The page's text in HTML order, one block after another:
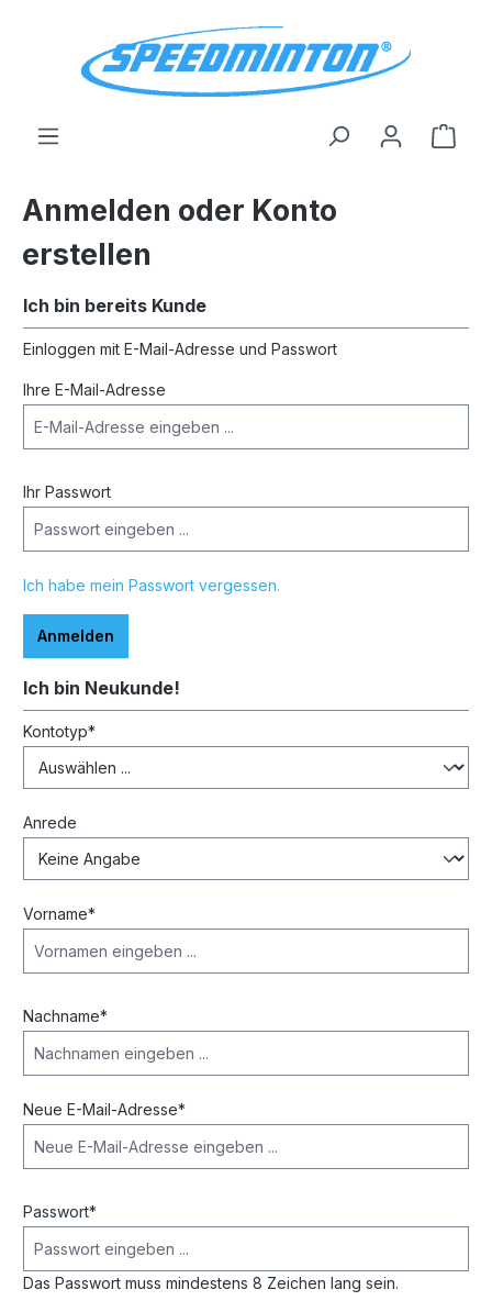
Anmelden oder Konto
erstellen
Ich bin bereits Kunde
Einloggen mit E-Mail-Adresse und Passwort
Ihre E-Mail-Adresse
Ihr Passwort
Ich habe mein Passwort vergessen.
Anmelden
Ich bin Neukunde!
Persönliche Informationen
Kontotyp*
Anrede
Vorname*
Nachname*
Neue E-Mail-Adresse*
Passwort*
Das Passwort muss mindestens 8 Zeichen lang sein.